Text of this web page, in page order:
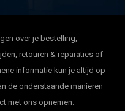
over je bestelling,
retouren & reparaties of
informatie kun je altijd op
de onderstaande manieren
met ons opnemen.